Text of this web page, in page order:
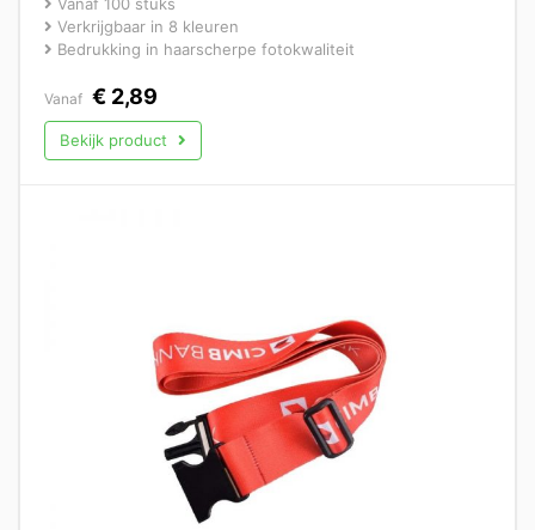
Verkrijgbaar in 8 kleuren
Bedrukking in haarscherpe fotokwaliteit
Vanaf € 2,89
Bekijk product